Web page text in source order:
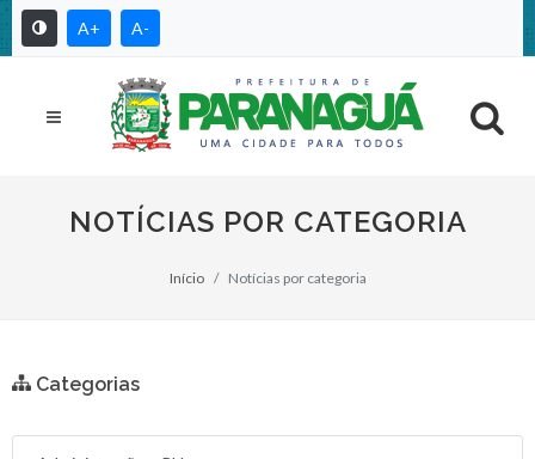
A+ A-
NOTÍCIAS POR CATEGORIA
Início Notícias por categoria
Categorias